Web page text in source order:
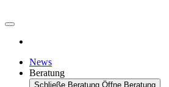
News
Beratung
Schließe Beratung Öffne Beratung